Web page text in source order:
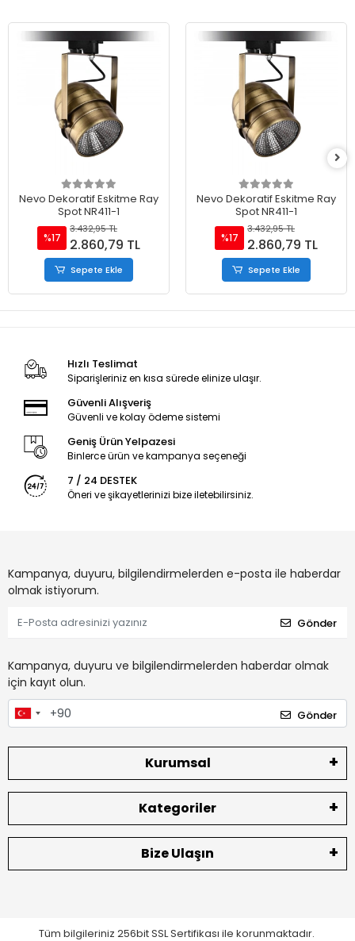
Nevo Dekoratif Eskitme Ray
Spot NR411-1
%17
3.432,95 TL
2.860,79 TL
Sepete Ekle
Nevo Dekoratif Eskitme Ray
Spot NR411-1
%17
3.432,95 TL
2.860,79 TL
Sepete Ekle
Hızlı Teslimat
Siparişleriniz en kısa sürede elinize ulaşır.
Güvenli Alışveriş
Güvenli ve kolay ödeme sistemi
Geniş Ürün Yelpazesi
Binlerce ürün ve kampanya seçeneği
7 / 24 DESTEK
Öneri ve şikayetlerinizi bize iletebilirsiniz.
Kampanya, duyuru, bilgilendirmelerden e-posta ile haberdar
olmak istiyorum.
Gönder
Kampanya, duyuru ve bilgilendirmelerden haberdar olmak
için kayıt olun.
Gönder
Kurumsal
Kategoriler
Bize Ulaşın
Tüm bilgileriniz 256bit SSL Sertifikası ile korunmaktadır.